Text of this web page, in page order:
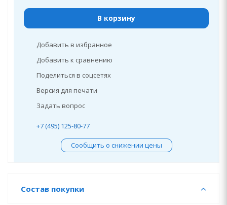
В корзину
Добавить в избранное
Добавить к сравнению
Поделиться в соцсетях
Версия для печати
Задать вопрос
+7 (495) 125-80-77
Сообщить о снижении цены
Состав покупки